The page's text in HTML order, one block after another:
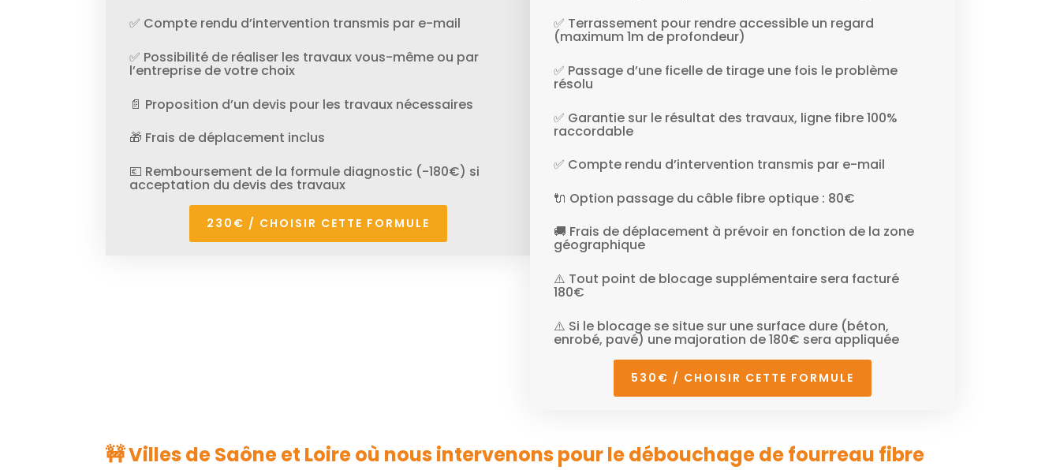
✅ Compte rendu d’intervention transmis par e-mail
✅ Possibilité de réaliser les travaux vous-même ou par
l’entreprise de votre choix
📄 Proposition d’un devis pour les travaux nécessaires
🎁 Frais de déplacement inclus
💶 Remboursement de la formule diagnostic (-180€) si
acceptation du devis des travaux
230€ / CHOISIR CETTE FORMULE
✅ Terrassement pour rendre accessible un regard
(maximum 1m de profondeur)
✅ Passage d’une ficelle de tirage une fois le problème
résolu
✅ Garantie sur le résultat des travaux, ligne fibre 100%
raccordable
✅ Compte rendu d’intervention transmis par e-mail
🔌 Option passage du câble fibre optique : 80€
🚚 Frais de déplacement à prévoir en fonction de la zone
géographique
⚠️ Tout point de blocage supplémentaire sera facturé
180€
⚠️ Si le blocage se situe sur une surface dure (béton,
enrobé, pavé) une majoration de 180€ sera appliquée
530€ / CHOISIR CETTE FORMULE
🚧 Villes de Saône et Loire où nous intervenons pour le débouchage de fourreau fibre